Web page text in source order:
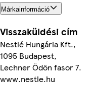
Márkainformáció
Visszaküldési cím
Nestlé Hungária Kft.,
1095 Budapest,
Lechner Ödön fasor 7.
www.nestle.hu